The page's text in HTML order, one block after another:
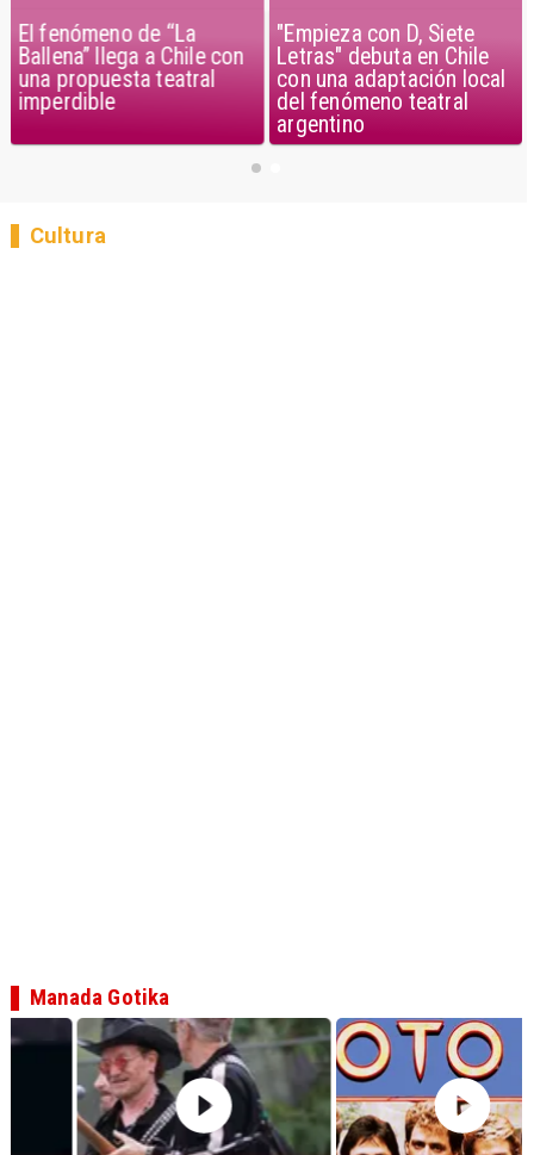
El fenómeno de “La
Ballena” llega a Chile con
una propuesta teatral
imperdible
"Empieza con D, Siete
Letras" debuta en Chile
con una adaptación local
del fenómeno teatral
argentino
Cultura
Manada Gotika